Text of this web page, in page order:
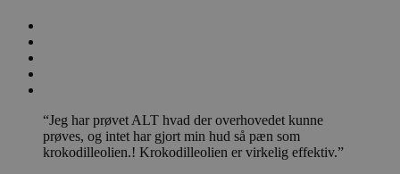
“Jeg har prøvet ALT hvad der overhovedet kunne
prøves, og intet har gjort min hud så pæn som
krokodilleolien.! Krokodilleolien er virkelig effektiv.”